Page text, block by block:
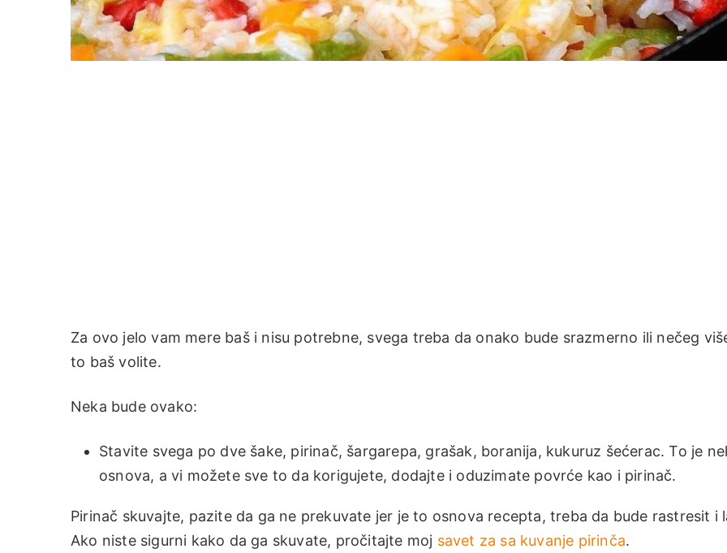
Za ovo jelo vam mere baš i nisu potrebne, svega treba da onako bude srazmerno ili nečeg
to baš volite.
Neka bude ovako:
Stavite svega po dve šake, pirinač, šargarepa, grašak, boranija, kukuruz šećerac. To je
osnova, a vi možete sve to da korigujete, dodajte i oduzimate povrće kao i pirinač.
Pirinač skuvajte, pazite da ga ne prekuvate jer je to osnova recepta, treba da bude rastresit i
Ako niste sigurni kako da ga skuvate, pročitajte moj savet za sa kuvanje pirinča.